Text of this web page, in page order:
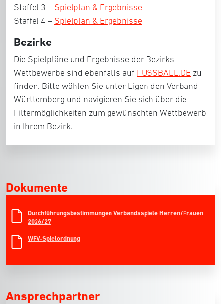
Staffel 3 – Spielplan & Ergebnisse
Staffel 4 – Spielplan & Ergebnisse
Bezirke
Die Spielpläne und Ergebnisse der Bezirks-
Wettbewerbe sind ebenfalls auf FUSSBALL.DE zu
finden. Bitte wählen Sie unter Ligen den Verband
Württemberg und navigieren Sie sich über die
Filtermöglichkeiten zum gewünschten Wettbewerb
in Ihrem Bezirk.
Dokumente
Durchführungsbestimmungen Verbandsspiele Herren/Frauen
2026/27
WFV-Spielordnung
Ansprechpartner